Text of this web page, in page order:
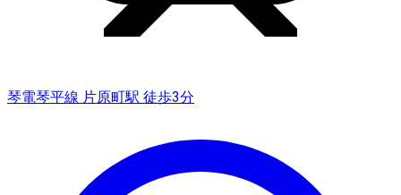
琴電琴平線 片原町駅 徒歩3分